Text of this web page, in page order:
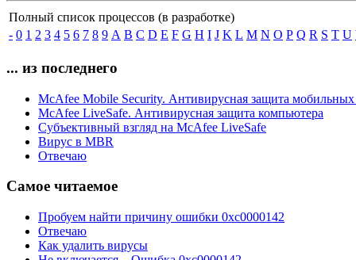
Полный список процессов (в разработке)
- 0 1 2 3 4 5 6 7 8 9 A B C D E F G H I J K L M N O P Q R S T U
... из последнего
McAfee Mobile Security. Антивирусная защита мобильных
McAfee LiveSafe. Антивирусная защита компьютера
Субъективный взгляд на McAfee LiveSafe
Вирус в MBR
Отвечаю
Самое читаемое
Пробуем найти причину ошибки 0xc0000142
Отвечаю
Как удалить вирусы